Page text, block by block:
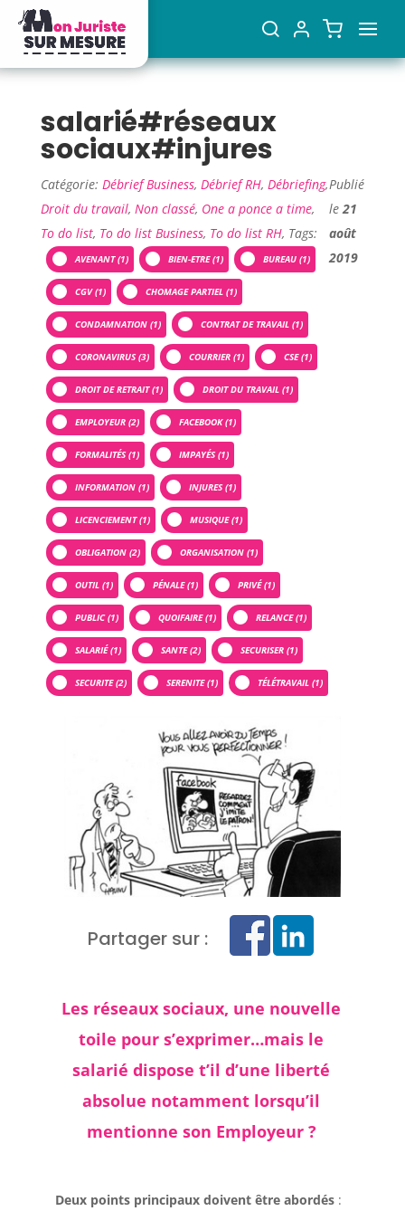
salarié#réseaux
sociaux#injures
Catégorie: Débrief Business, Débrief RH, Débriefing,
Droit du travail, Non classé, One a ponce a time,
To do list, To do list Business, To do list RH, Tags:
AVENANT (1) BIEN-ETRE (1) BUREAU (1)
CGV (1) CHOMAGE PARTIEL (1)
CONDAMNATION (1) CONTRAT DE TRAVAIL (1)
CORONAVIRUS (3) COURRIER (1) CSE (1)
DROIT DE RETRAIT (1) DROIT DU TRAVAIL (1)
EMPLOYEUR (2) FACEBOOK (1)
FORMALITÉS (1) IMPAYÉS (1)
INFORMATION (1) INJURES (1)
LICENCIEMENT (1) MUSIQUE (1)
OBLIGATION (2) ORGANISATION (1)
OUTIL (1) PÉNALE (1) PRIVÉ (1)
PUBLIC (1) QUOIFAIRE (1) RELANCE (1)
SALARIÉ (1) SANTE (2) SECURISER (1)
SECURITE (2) SERENITE (1) TÉLÉTRAVAIL (1)
Publié
le21
août
2019
Partager sur :
Les réseaux sociaux, une nouvelle
toile pour s’exprimer…mais le
salarié dispose t’il d’une liberté
absolue notamment lorsqu’il
mentionne son Employeur ?
Deux points principaux doivent être abordés: